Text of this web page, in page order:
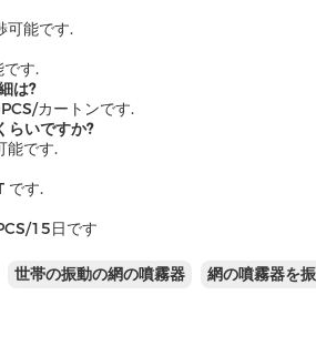
可能です.
す.
は?
カートンです.
らいですか?
能です.
です.
15日です
世帯の振動の網の噴霧器 網の噴霧器を